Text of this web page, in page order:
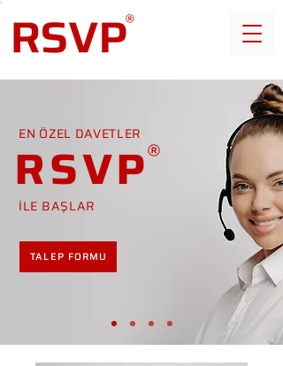
EN ÖZEL DAVETLER
RSVP
İLE BAŞLAR
TALEP FORMU